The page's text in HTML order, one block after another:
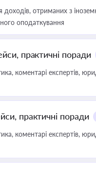
доходів, отриманих з
оподаткування
практичні поради
коментарі експертів,
практичні поради
коментарі експертів,